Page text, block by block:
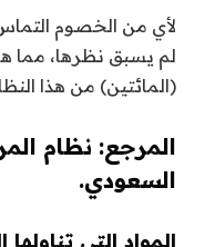
لأي من الخصوم
لم يسبق نظرها، مما
(المائتين) من هذا
المرجع: نظام
السعودي.
المواد التي تناولها